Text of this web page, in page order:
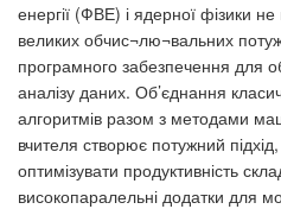
енергії (ФВЕ) і ядерної фізики
великих обчис¬лю¬вальних
програмного забезпечення для
аналізу даних. Об’єднання
алгоритмів разом з методами
вчителя створює потужний
оптимізувати продуктивність
високопаралельні додатки для